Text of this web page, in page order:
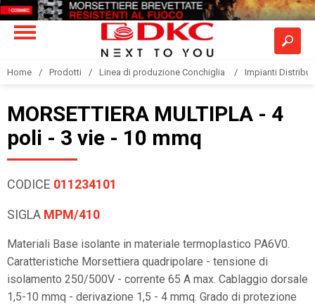
Home Prodotti Linea di produzione Conchiglia Impianti
MORSETTIERA MULTIPLA - 4
poli - 3 vie - 10 mmq
CODICE 011234101
SIGLA MPM/410
Materiali Base isolante in materiale termoplastico PA6V0.
Caratteristiche Morsettiera quadripolare - tensione di
isolamento 250/500V - corrente 65 A max. Cablaggio dorsale
1,5-10 mmq - derivazione 1,5 - 4 mmq. Grado di protezione